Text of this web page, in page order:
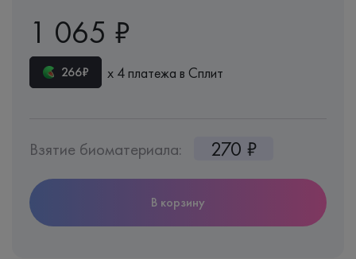
1 065 ₽
266₽ х 4 платежа в Сплит
Взятие биоматериала: 270 ₽
В корзину